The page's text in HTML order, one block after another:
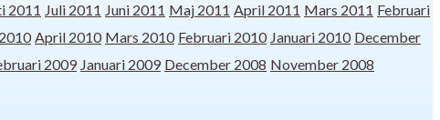
2011 Juli 2011 Juni 2011 Maj 2011 April 2011 Mars 2011 Februari
April 2010 Mars 2010 Februari 2010 Januari 2010 December
2009 Januari 2009 December 2008 November 2008